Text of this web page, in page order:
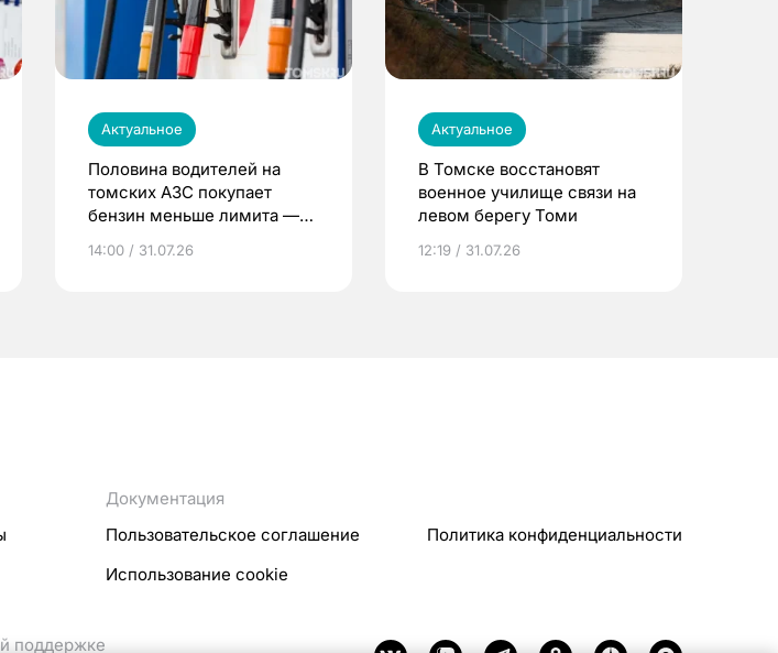
Актуальное
Половина водителей на
томских АЗС покупает
бензин меньше лимита —
14:00 / 31.07.26
Актуальное
В Томске восстановят
военное училище связи на
левом берегу Томи
12:19 / 31.07.26
Документация
Пользовательское соглашение
Политика конфиденциальности
Использование cookie
поддержке